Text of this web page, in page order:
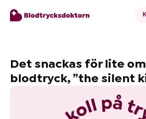
Blodtryck
Det snackas för lite
blodtryck, ”the silent